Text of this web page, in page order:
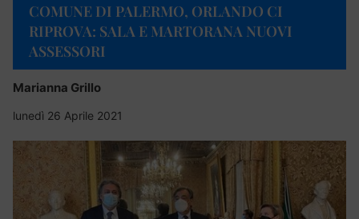
COMUNE DI PALERMO, ORLANDO CI
RIPROVA: SALA E MARTORANA NUOVI
ASSESSORI
Marianna Grillo
lunedì 26 Aprile 2021